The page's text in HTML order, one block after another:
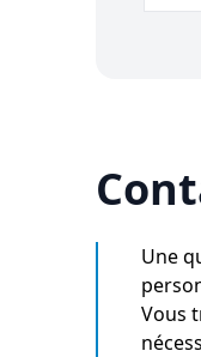
Une
Vous